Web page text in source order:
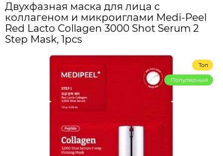
Двухфазная маска для лица с
коллагеном и микроиглами Medi-Peel
Red Lacto Collagen 3000 Shot Serum 2
Step Mask, 1pcs
Топ
Популярный